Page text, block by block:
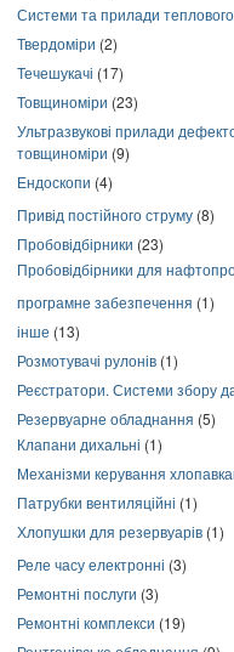
Системи та прилади
Твердоміри (2)
Течешукачі (17)
Товщиноміри (23)
Ультразвукові прилади
товщиноміри (9)
Ендоскопи (4)
Привід постійного струму (8)
Пробовідбірники (23)
Пробовідбірники для
програмне забезпечення (1)
інше (13)
Розмотувачі рулонів (1)
Реєстратори. Системи збору
Резервуарне обладнання (5)
Клапани дихальні (1)
Механізми керування
Патрубки вентиляційні (1)
Хлопушки для резервуарів (1)
Реле часу електронні (3)
Ремонтні послуги (3)
Ремонтні комплекси (19)